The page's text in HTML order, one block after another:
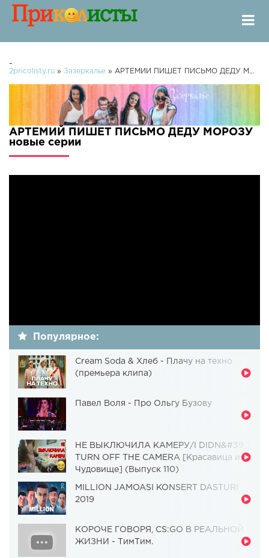
-
2pricolisty.ru » Зазеркалье » АРТЕМИЙ ПИШЕТ ПИСЬМО ДЕДУ МОРОЗУ
АРТЕМИЙ ПИШЕТ ПИСЬМО ДЕДУ МОРОЗУ
новые серии
Популярное:
Cream Soda & Хлеб - Плачу на техно
(премьера клипа)
Павел Воля - Про Ольгу Бузову
НЕ ВЫКЛЮЧИЛА КАМЕРУ/I DIDN&#39;T
TURN OFF THE CAMERA [Красавица и
Чудовище] (Выпуск 110)
MILLION JAMOASI KONSERT DASTURI
2019
КОРОЧЕ ГОВОРЯ, CS:GO В РЕАЛЬНОЙ
ЖИЗНИ - ТимТим.